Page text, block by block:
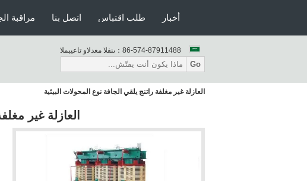
مراقبة اتصل بنا طلب اقتباس أخبار
المبيعات والدعم الفنى： 86-574-87911488
Go
العازلة غير مغلفة راتنج يلقي الجافة نوع المحولات البيئية
العازلة غير